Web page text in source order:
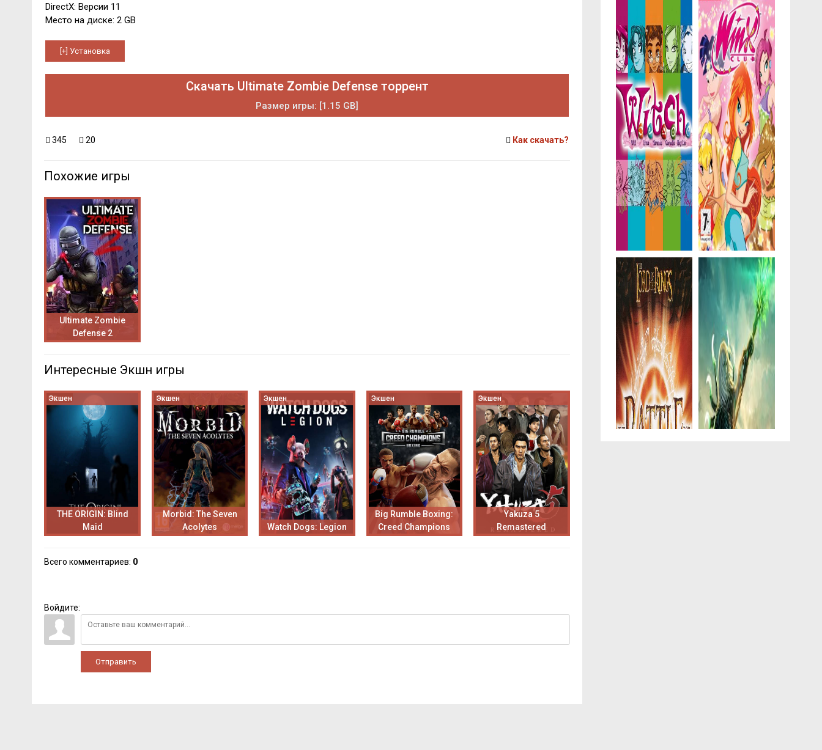
DirectX: Версии 11
Место на диске: 2 GB
Скачать Ultimate Zombie Defense торрент
Размер игры: [1.15 GB]
345 20 Как скачать?
Похожие игры
Ultimate Zombie
Defense 2
Интересные Экшн игры
Экшен
THE ORIGIN: Blind
Maid
Экшен
Morbid: The Seven
Acolytes
Экшен
Watch Dogs: Legion
Экшен
Big Rumble Boxing:
Creed Champions
Экшен
Yakuza 5
Remastered
Всего комментариев: 0
Войдите:
Отправить